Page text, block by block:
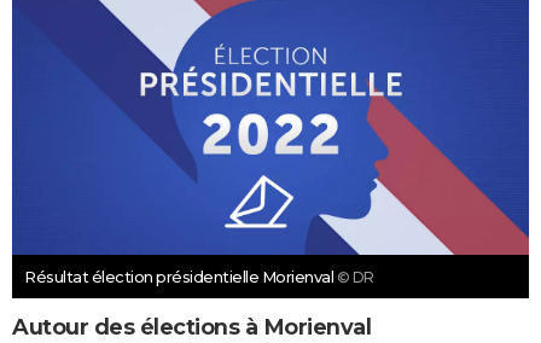
Résultat élection présidentielle Morienval © DR
Autour des élections à Morienval